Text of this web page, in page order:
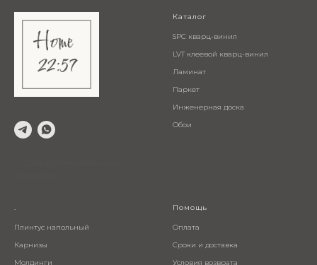
Каталог
SPC кварц-винил
LVT клеевой кварц-винил
Ламинат
Паркет
Инженерная доска
Обои
.
Плинтус напольный
Карнизы
Молдинги
Помощь
Оплата
Сроки и доставка
Условия возврата